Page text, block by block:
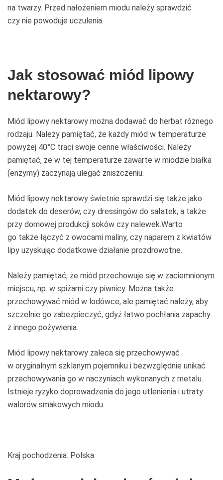
na twarzy. Przed nałożeniem miodu należy sprawdzić
czy nie powoduje uczulenia.
Jak stosować miód lipowy
nektarowy?
Miód lipowy nektarowy można dodawać do herbat różnego
rodzaju. Należy pamiętać, że każdy miód w temperaturze
powyżej 40°C traci swoje cenne właściwości. Należy
pamiętać, że w tej temperaturze zawarte w miodzie białka
(enzymy) zaczynają ulegać zniszczeniu.
Miód lipowy nektarowy świetnie sprawdzi się także jako
dodatek do deserów, czy dressingów do sałatek, a także
przy domowej produkcji soków czy nalewek.Warto
go także łączyć z owocami maliny, czy naparem z kwiatów
lipy uzyskując dodatkowe działanie prozdrowotne.
Należy pamiętać, że miód przechowuje się w zaciemnionym
miejscu, np. w spiżarni czy piwnicy. Można także
przechowywać miód w lodówce, ale pamiętać należy, aby
szczelnie go zabezpieczyć, gdyż łatwo pochłania zapachy
z innego pożywienia.
Miód lipowy nektarowy zaleca się przechowywać
w oryginalnym szklanym pojemniku i bezwzględnie unikać
przechowywania go w naczyniach wykonanych z metalu.
Istnieje ryzyko doprowadzenia do jego utlenienia i utraty
walorów smakowych miodu.
Kraj pochodzenia: Polska